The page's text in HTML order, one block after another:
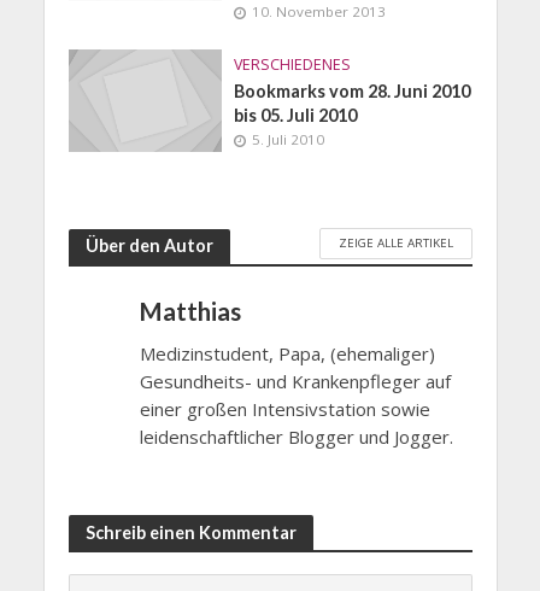
10. November 2013
VERSCHIEDENES
Bookmarks vom 28. Juni 2010
bis 05. Juli 2010
5. Juli 2010
Über den Autor ZEIGE ALLE ARTIKEL
Matthias
Medizinstudent, Papa, (ehemaliger)
Gesundheits- und Krankenpfleger auf
einer großen Intensivstation sowie
leidenschaftlicher Blogger und Jogger.
Schreib einen Kommentar